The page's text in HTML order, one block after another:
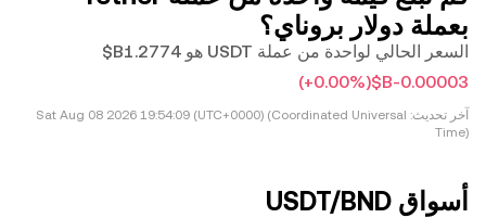
بعملة ‏دولار بروناي؟
السعر الحالي لواحدة من عملة USDT هو ‏‎‏‎1.2774‏‏B$‏
(‏‎+0.00‎%‎‏)
آخر تحديث: Sat Aug 08 2026 19:54:09 (UTC+0000) (Coordinated Universal
Time)
أسواق USDT/BND